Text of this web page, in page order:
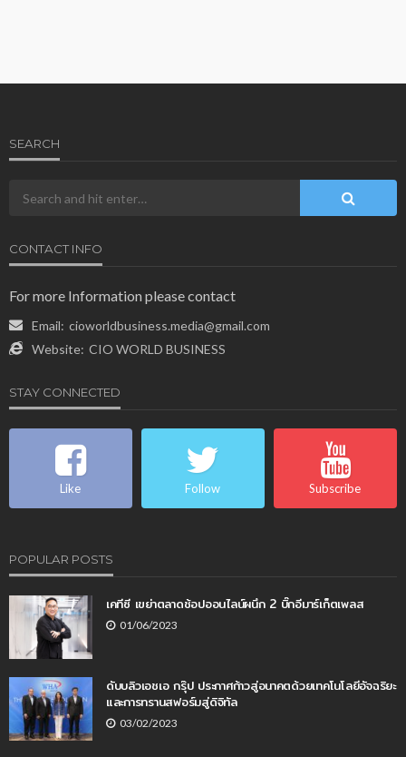
SEARCH
CONTACT INFO
For more Information please contact
Email: cioworldbusiness.media@gmail.com
Website: CIO WORLD BUSINESS
STAY CONNECTED
Like Follow Subscribe
POPULAR POSTS
เคทีซี เขย่าตลาดช้อปออนไลน์ผนึก 2 บิ๊กอีมาร์เก็ตเพลส
01/06/2023
ดับบลิวเอชเอ กรุ๊ป ประกาศก้าวสู่อนาคตด้วยเทคโนโลยีอัจฉริยะ
และการทรานสฟอร์มสู่ดิจิทัล
03/02/2023